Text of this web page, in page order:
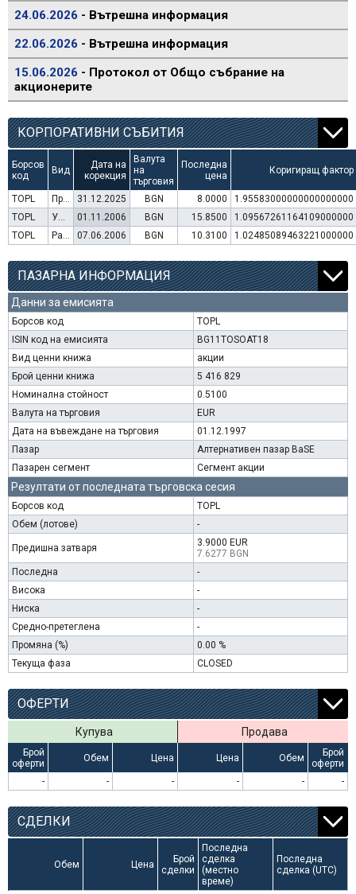
24.06.2026 - Вътрешна информация
22.06.2026 - Вътрешна информация
15.06.2026 - Протокол от Общо събрание на
акционерите
КОРПОРАТИВНИ СЪБИТИЯ
Борсов
код
Вид
Дата на
корекция
Валута
на
търговия
Последна
цена
Коригиращ фактор
TOPL Преминаване към търговия в Евро 31.12.2025 BGN 8.0000
1.95583000000000000000
TOPL
Увеличение на капитал (права) 01.11.2006 BGN 15.8500
1.09567261164109000000
TOPL
Раздаване на дивидент 07.06.2006 BGN 10.3100 1.02485089463221000000
ПАЗАРНА ИНФОРМАЦИЯ
Данни за емисията
Борсов код
TOPL
ISIN код на емисията
BG11TOSOAT18
Вид ценни книжа
акции
Брой ценни книжа
5 416 829
Номинална стойност
0.5100
Валута на търговия
EUR
Дата на въвеждане на търговия
01.12.1997
Пазар
Алтернативен пазар BaSE
Пазарен сегмент
Сегмент акции
Резултати от последната търговска сесия
Борсов код
TOPL
Обем (лотове)
-
Предишна затваря
3.9000 EUR
7.6277 BGN
Последна
-
Висока
-
Ниска
-
Средно-претеглена
-
Промяна (%)
0.00 %
Текуща фаза
CLOSED
ОФЕРТИ
Купува Продава
Брой
оферти
Обем Цена Цена Обем
Брой
оферти
-
- - - - -
СДЕЛКИ
Обем Цена
Брой
сделки
Последна
сделка
(местно
време)
Последна
сделка (UTC)